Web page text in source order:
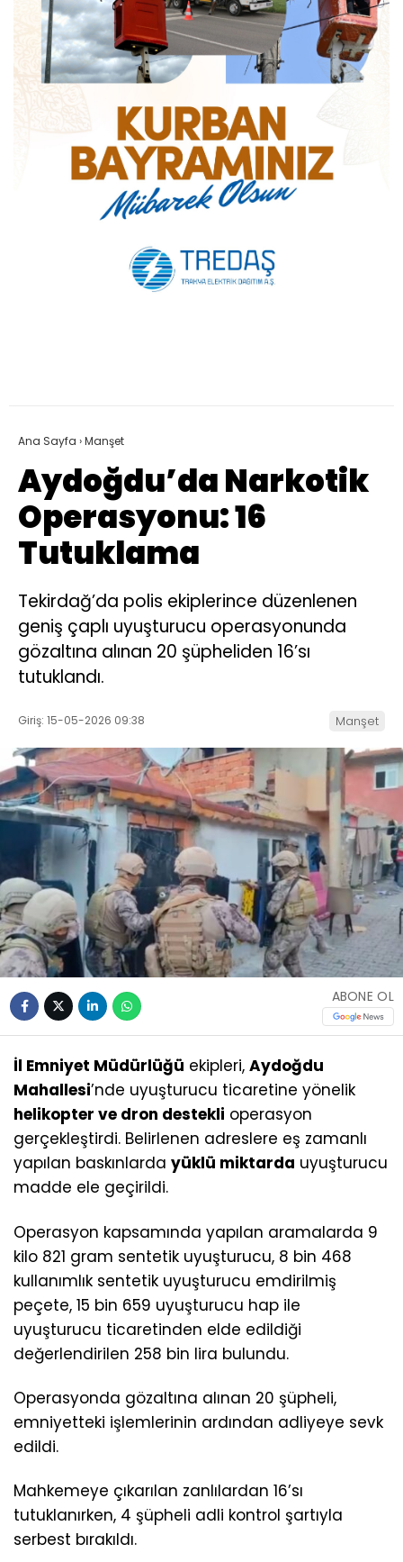
Ana Sayfa ›Manşet
Aydoğdu’da Narkotik
Operasyonu: 16
Tutuklama
Tekirdağ’da polis ekiplerince düzenlenen
geniş çaplı uyuşturucu operasyonunda
gözaltına alınan 20 şüpheliden 16’sı
tutuklandı.
Giriş: 15-05-2026 09:38 Manşet
ABONE OL
İl Emniyet Müdürlüğü ekipleri, Aydoğdu
Mahallesi’nde uyuşturucu ticaretine yönelik
helikopter ve dron destekli operasyon
gerçekleştirdi. Belirlenen adreslere eş zamanlı
yapılan baskınlarda yüklü miktarda uyuşturucu
madde ele geçirildi.
Operasyon kapsamında yapılan aramalarda 9
kilo 821 gram sentetik uyuşturucu, 8 bin 468
kullanımlık sentetik uyuşturucu emdirilmiş
peçete, 15 bin 659 uyuşturucu hap ile
uyuşturucu ticaretinden elde edildiği
değerlendirilen 258 bin lira bulundu.
Operasyonda gözaltına alınan 20 şüpheli,
emniyetteki işlemlerinin ardından adliyeye sevk
edildi.
Mahkemeye çıkarılan zanlılardan 16’sı
tutuklanırken, 4 şüpheli adli kontrol şartıyla
serbest bırakıldı.